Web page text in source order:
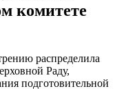
комитете
распределила
Раду,
подготовительной